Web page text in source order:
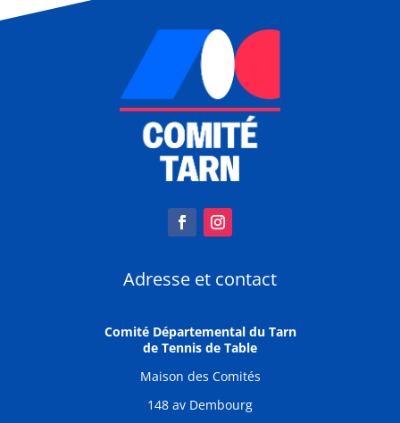
Adresse et contact
Comité Départemental du Tarn
de Tennis de Table
Maison des Comités
148 av Dembourg